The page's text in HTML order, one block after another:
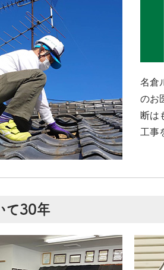
名倉
のお
断は
工事
て30年